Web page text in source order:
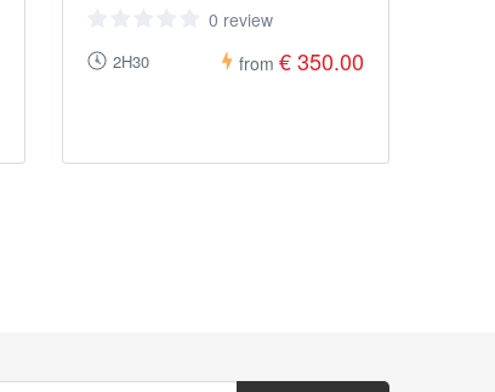
0 review
2H30 from € 350.00